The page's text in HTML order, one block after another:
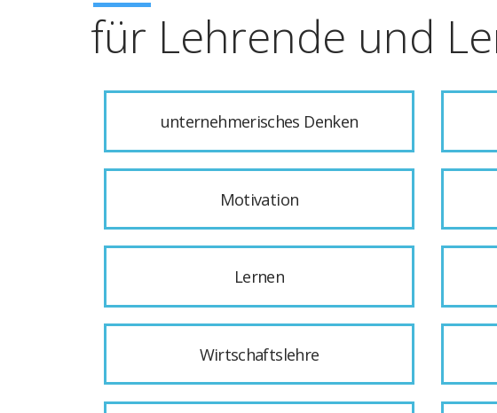
für Lehrende und
unternehmerisches Denken
Motivation
Lernen
Wirtschaftslehre